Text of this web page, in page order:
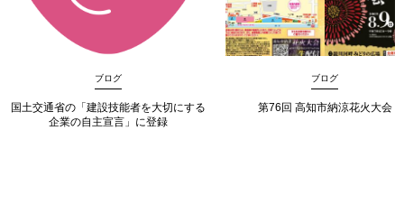
ブログ
国土交通省の「建設技能者を大切にする
企業の自主宣言」に登録
ブログ
第76回 高知市納涼花火大会